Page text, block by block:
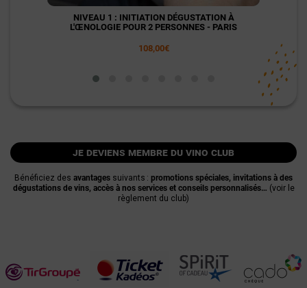
NIVEAU 1 : INITIATION DÉGUSTATION À
L'ŒNOLOGIE POUR 2 PERSONNES - PARIS
108,00€
je deviens membre du vino club
Bénéficiez des avantages suivants : promotions spéciales, invitations à des
dégustations de vins, accès à nos services et conseils personnalisés… (voir le
règlement du club)